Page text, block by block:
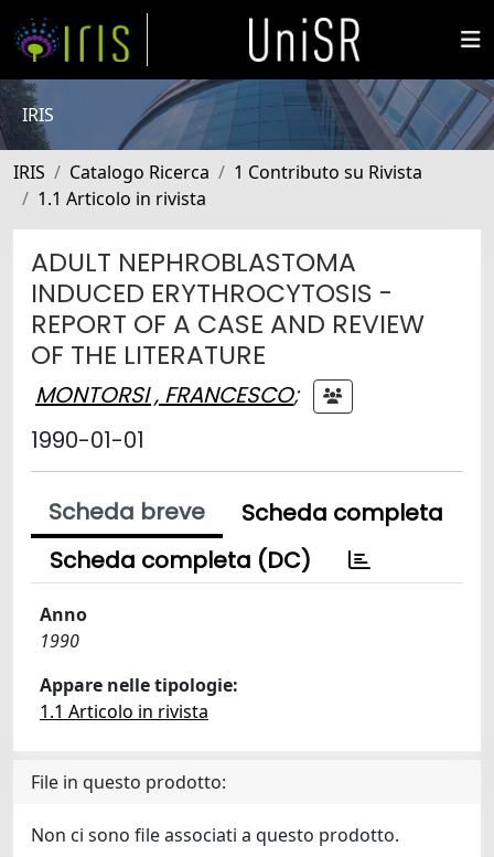
IRIS
IRIS Catalogo Ricerca
1 Contributo su Rivista
1.1 Articolo in rivista
ADULT NEPHROBLASTOMA
INDUCED ERYTHROCYTOSIS -
REPORT OF A CASE AND REVIEW
OF THE LITERATURE
MONTORSI , FRANCESCO;
1990-01-01
Scheda breve
Scheda completa
Scheda completa (DC)
Anno
1990
Appare nelle tipologie:
1.1 Articolo in rivista
File in questo prodotto:
Non ci sono file associati a questo prodotto.